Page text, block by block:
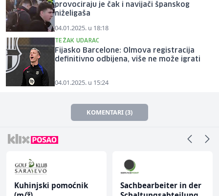
provociraju je čak i navijači španskog
niželigaša
04.01.2025. u 18:18
TEŽAK UDARAC
Fijasko Barcelone: Olmova registracija
definitivno odbijena, više ne može igrati
04.01.2025. u 15:24
KOMENTARI (3)
Kuhinjski pomoćnik
Sachbearbeiter in der